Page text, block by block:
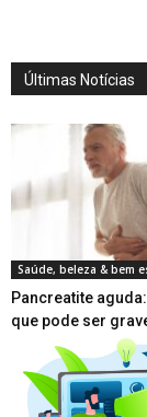
Últimas Notícias
Saúde, beleza & bem
Pancreatite
que pode ser